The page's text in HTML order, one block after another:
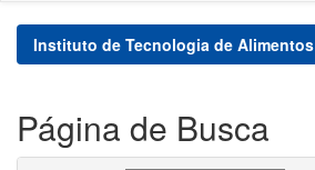
Instituto de Tecnologia de Alimentos
Página de Busca